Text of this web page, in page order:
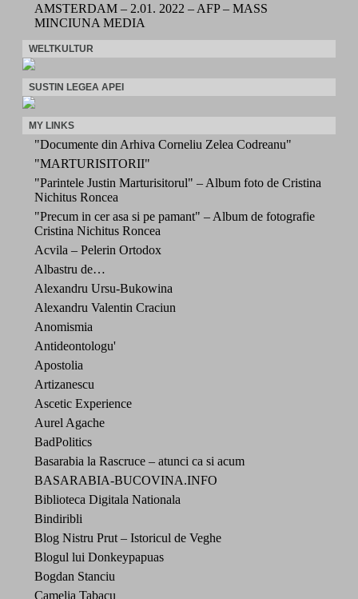
AMSTERDAM – 2.01. 2022 – AFP – MASS
MINCIUNA MEDIA
WELTKULTUR
SUSTIN LEGEA APEI
MY LINKS
"Documente din Arhiva Corneliu Zelea Codreanu"
"MARTURISITORII"
"Parintele Justin Marturisitorul" – Album foto de Cristina
Nichitus Roncea
"Precum in cer asa si pe pamant" – Album de fotografie
Cristina Nichitus Roncea
Acvila – Pelerin Ortodox
Albastru de…
Alexandru Ursu-Bukowina
Alexandru Valentin Craciun
Anomismia
Antideontologu'
Apostolia
Artizanescu
Ascetic Experience
Aurel Agache
BadPolitics
Basarabia la Rascruce – atunci ca si acum
BASARABIA-BUCOVINA.INFO
Biblioteca Digitala Nationala
Bindiribli
Blog Nistru Prut – Istoricul de Veghe
Blogul lui Donkeypapuas
Bogdan Stanciu
Camelia Tabacu